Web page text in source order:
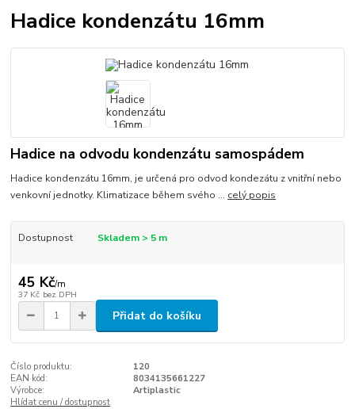
Hadice kondenzátu 16mm
Hadice na odvodu kondenzátu samospádem
Hadice kondenzátu 16mm, je určená pro odvod kondezátu z vnitřní nebo
venkovní jednotky. Klimatizace během svého ... celý popis
Dostupnost Skladem > 5 m
45 Kč/m
37 Kč bez DPH
Přidat do košíku
Číslo produktu:
120
EAN kód:
8034135661227
Výrobce:
Artiplastic
Hlídat cenu / dostupnost